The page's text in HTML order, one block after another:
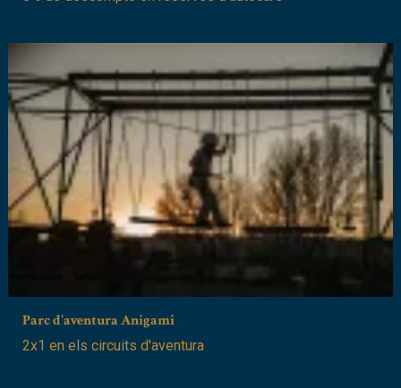
Parc d'aventura Anigami
2x1 en els circuits d'aventura